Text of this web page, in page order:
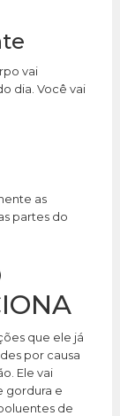
vai
dia. Você vai
as
partes do
que ele já
por causa
Ele vai
gordura e
de